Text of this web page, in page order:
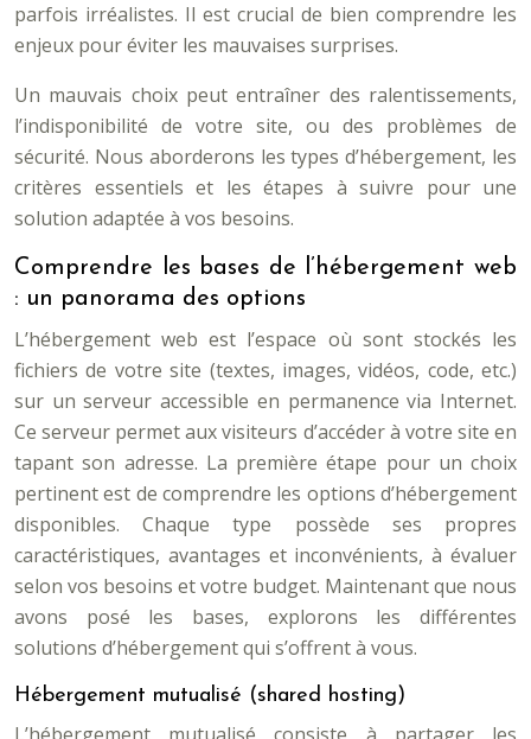
parfois irréalistes. Il est crucial de bien comprendre les
enjeux pour éviter les mauvaises surprises.
Un mauvais choix peut entraîner des ralentissements,
l’indisponibilité de votre site, ou des problèmes de
sécurité. Nous aborderons les types d’hébergement, les
critères essentiels et les étapes à suivre pour une
solution adaptée à vos besoins.
Comprendre les bases de l’hébergement web
: un panorama des options
L’hébergement web est l’espace où sont stockés les
fichiers de votre site (textes, images, vidéos, code, etc.)
sur un serveur accessible en permanence via Internet.
Ce serveur permet aux visiteurs d’accéder à votre site en
tapant son adresse. La première étape pour un choix
pertinent est de comprendre les options d’hébergement
disponibles. Chaque type possède ses propres
caractéristiques, avantages et inconvénients, à évaluer
selon vos besoins et votre budget. Maintenant que nous
avons posé les bases, explorons les différentes
solutions d’hébergement qui s’offrent à vous.
Hébergement mutualisé (shared hosting)